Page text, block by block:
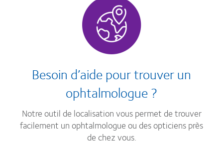
Besoin d’aide pour trouver un
ophtalmologue ?
Notre outil de localisation vous permet de trouver
facilement un ophtalmologue ou des opticiens près
de chez vous.